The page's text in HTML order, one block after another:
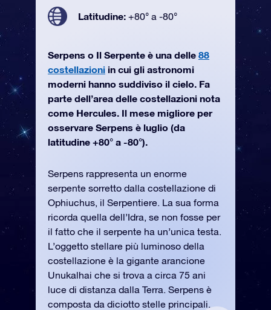
Latitudine: +80° a -80°
Serpens o Il Serpente è una delle 88
costellazioni in cui gli astronomi
moderni hanno suddiviso il cielo. Fa
parte dell’area delle costellazioni nota
come Hercules. Il mese migliore per
osservare Serpens è luglio (da
latitudine +80° a -80°).
Serpens rappresenta un enorme
serpente sorretto dalla costellazione di
Ophiuchus, il Serpentiere. La sua forma
ricorda quella dell’Idra, se non fosse per
il fatto che il serpente ha un’unica testa.
L’oggetto stellare più luminoso della
costellazione è la gigante arancione
Unukalhai che si trova a circa 75 ani
luce di distanza dalla Terra. Serpens è
composta da diciotto stelle principali.